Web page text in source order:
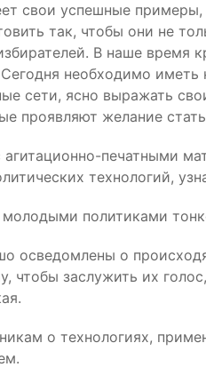
свои успешные
так, чтобы они не
В наше
необходимо иметь
сети, ясно выражать
проявляют желание
печатными
технологий,
политиками
осведомлены о
заслужить их
о технологиях,